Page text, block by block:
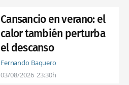
Cansancio en verano: el
calor también perturba
el descanso
Fernando Baquero
03/08/2026 23:30h